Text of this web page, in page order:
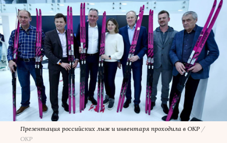
Презентация российских лыж и инвентаря проходила в ОКР /
ОКР